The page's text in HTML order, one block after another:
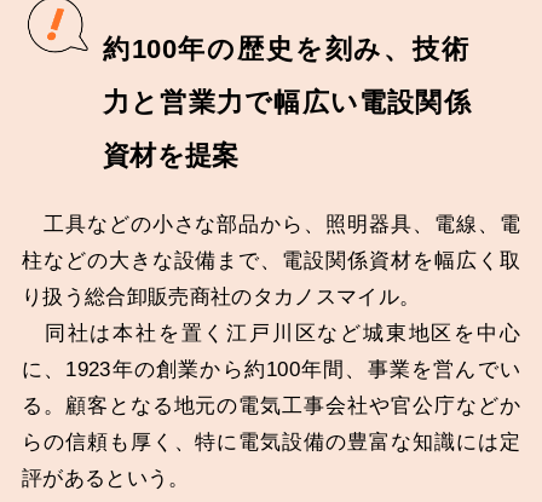
約100年の歴史を刻み、技術
力と営業力で幅広い電設関係
資材を提案
工具などの小さな部品から、照明器具、電線、電
柱などの大きな設備まで、電設関係資材を幅広く取
り扱う総合卸販売商社のタカノスマイル。
同社は本社を置く江戸川区など城東地区を中心
に、1923年の創業から約100年間、事業を営んでい
る。顧客となる地元の電気工事会社や官公庁などか
らの信頼も厚く、特に電気設備の豊富な知識には定
評があるという。